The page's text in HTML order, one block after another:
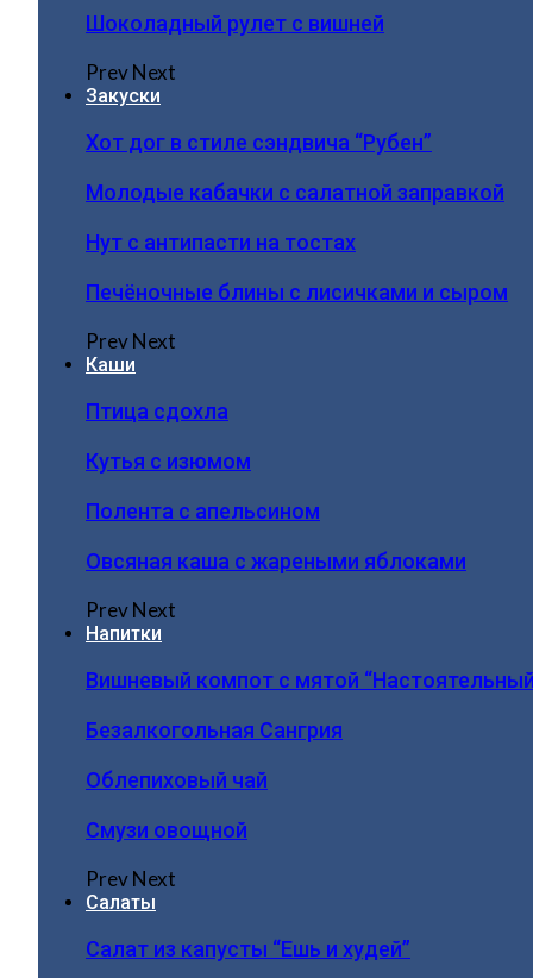
Шоколадный рулет с вишней
PrevNext
Закуски
Хот дог в стиле сэндвича “Рубен”
Молодые кабачки с салатной заправкой
Нут с антипасти на тостах
Печёночные блины с лисичками и сыром
PrevNext
Каши
Птица сдохла
Кутья с изюмом
Полента с апельсином
Овсяная каша с жареными яблоками
PrevNext
Напитки
Вишневый компот с мятой
Безалкогольная Сангрия
Облепиховый чай
Смузи овощной
PrevNext
Салаты
Салат из капусты “Ешь и худей”